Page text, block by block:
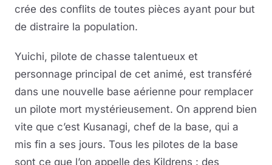
crée des conflits de toutes pièces ayant pour but
de distraire la population.
Yuichi, pilote de chasse talentueux et
personnage principal de cet animé, est transféré
dans une nouvelle base aérienne pour remplacer
un pilote mort mystérieusement. On apprend bien
vite que c’est Kusanagi, chef de la base, qui a
mis fin a ses jours. Tous les pilotes de la base
sont ce que l’on appelle des Kildrens : des